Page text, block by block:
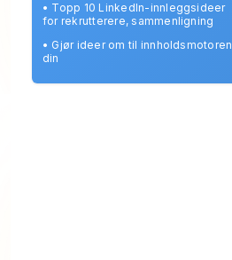
• Topp 10 LinkedIn-innleggsideer
for rekrutterere, sammenligning
• Gjør ideer om til innholdsmotoren
din